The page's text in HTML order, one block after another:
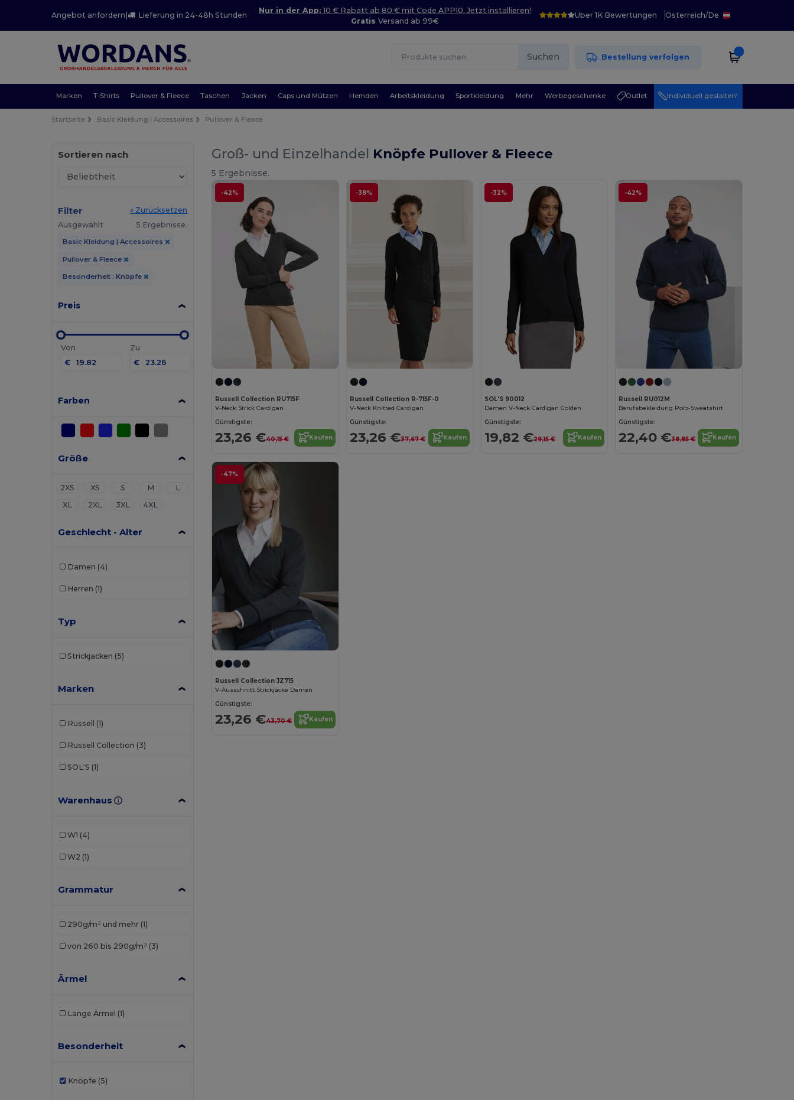
Angebot anfordern | Lieferung in 24-48h Stunden
Nur in der App: 10 € Rabatt ab 80 € mit Code APP10. Jetzt installieren!
Gratis Versand ab 99€
Über 1K Bewertungen Österreich/De
Suchen Bestellung verfolgen
Marken T-Shirts Pullover & Fleece Taschen Jacken Caps und Mützen Hemden Arbeitskleidung Sportkleidung Mehr Werbegeschenke Outlet Individuell gestalten!
Startseite Basic Kleidung | Accessoires Pullover & Fleece
Sortieren nach
Filter
« Zurücksetzen
Ausgewählt
5 Ergebnisse.
Basic Kleidung | Accessoires
Pullover & Fleece
Besonderheit : Knöpfe
Preis
Von
€
Zu
€
Farben
Größe
2XS XS S M
L
XL
2XL 3XL 4XL
Geschlecht - Alter
Damen (4)
Herren (1)
Typ
Strickjacken (5)
Marken
Russell (1)
Russell Collection (3)
SOL'S (1)
Warenhaus
W1 (4)
W2 (1)
Grammatur
290g/m² und mehr (1)
von 260 bis 290g/m² (3)
Ärmel
Lange Ärmel (1)
Besonderheit
Knöpfe (5)
Groß- und Einzelhandel Knöpfe Pullover & Fleece
5 Ergebnisse.
-42%
Russell Collection RU715F
V-Neck Strick Cardigan
Günstigste:
23,26 €40,15 € Kaufen
-38%
Russell Collection R-715F-0
V-Neck Knitted Cardigan
Günstigste:
23,26 €37,67 € Kaufen
-32%
SOL'S 90012
Damen V-Neck Cardigan Golden
Günstigste:
19,82 €29,15 € Kaufen
-42%
Russell RU012M
Berufsbekleidung Polo-Sweatshirt
Günstigste:
22,40 €38,85 € Kaufen
-47%
Russell Collection JZ715
V-Ausschnitt Strickjacke Damen
Günstigste:
23,26 €43,70 € Kaufen